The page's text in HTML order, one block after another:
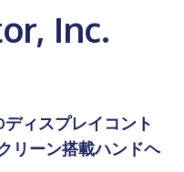
Inc.
ィスプレイコント
リーン搭載ハンドヘ